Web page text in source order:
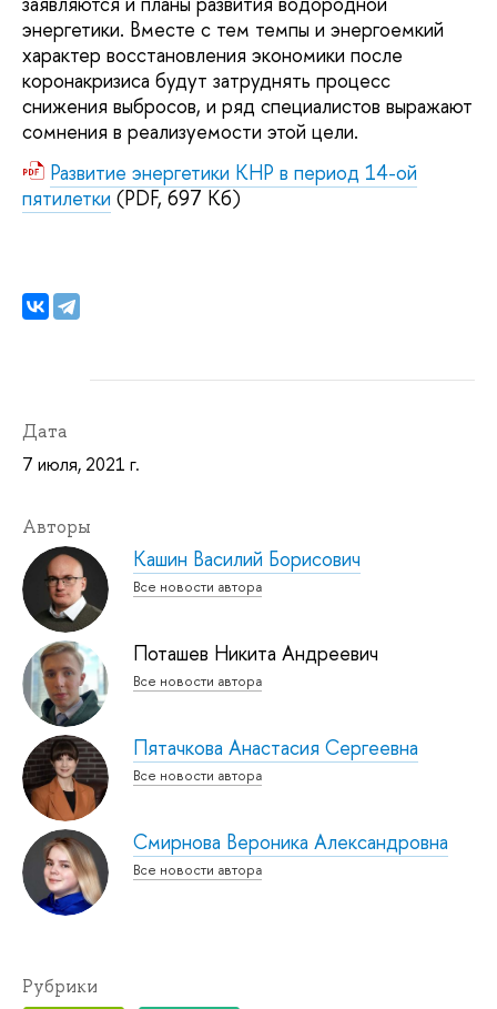
энергетики. Вместе с тем темпы и энергоемкий
характер восстановления экономики после
коронакризиса будут затруднять процесс
снижения выбросов, и ряд специалистов выражают
сомнения в реализуемости этой цели.
Развитие энергетики КНР в период 14-ой
пятилетки (PDF, 697 Кб)
Дата
7 июля, 2021 г.
Авторы
Кашин Василий Борисович
Все новости автора
Поташев Никита Андреевич
Все новости автора
Пятачкова Анастасия Сергеевна
Все новости автора
Смирнова Вероника Александровна
Все новости автора
Рубрики